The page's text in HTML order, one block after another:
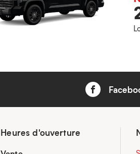
Heures d'ouverture